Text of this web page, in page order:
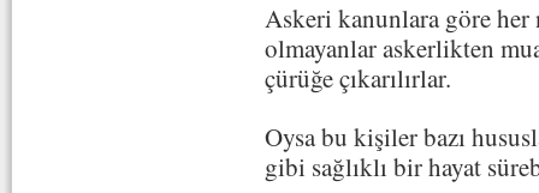
Askeri kanunlara göre her
olmayanlar askerlikten
çürüğe çıkarılırlar.
Oysa bu kişiler bazı
gibi sağlıklı bir hayat